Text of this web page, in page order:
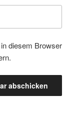
diesem Browser